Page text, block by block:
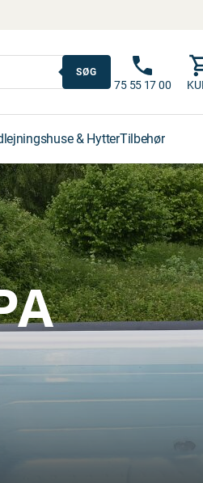
SØG
75 55 17 00
& HytterTilbehør